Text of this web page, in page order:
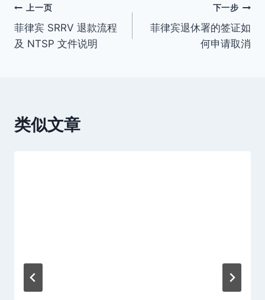
文
章
上一页
菲律宾 SRRV 退款流程
及 NTSP 文件说明
下一步
菲律宾退休署的签证如
何申请取消
类似文章